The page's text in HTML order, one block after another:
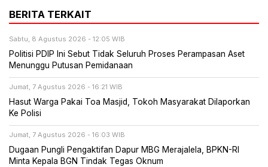
BERITA TERKAIT
Sabtu, 8 Agustus 2026 - 12:05 WIB
Politisi PDIP Ini Sebut Tidak Seluruh Proses Perampasan Aset
Menunggu Putusan Pemidanaan
Jumat, 7 Agustus 2026 - 16:21 WIB
Hasut Warga Pakai Toa Masjid, Tokoh Masyarakat Dilaporkan
Ke Polisi
Jumat, 7 Agustus 2026 - 16:03 WIB
Dugaan Pungli Pengaktifan Dapur MBG Merajalela, BPKN-RI
Minta Kepala BGN Tindak Tegas Oknum